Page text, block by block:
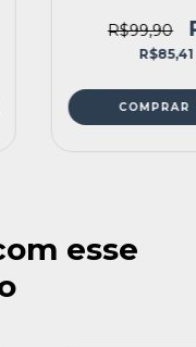
R$99,90
R$85,41
esse